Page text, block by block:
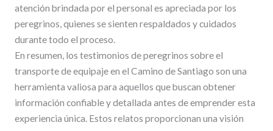
atención brindada por el personal es apreciada por los
peregrinos, quienes se sienten respaldados y cuidados
durante todo el proceso.
En resumen, los testimonios de peregrinos sobre el
transporte de equipaje en el Camino de Santiago son una
herramienta valiosa para aquellos que buscan obtener
información confiable y detallada antes de emprender esta
experiencia única. Estos relatos proporcionan una visión